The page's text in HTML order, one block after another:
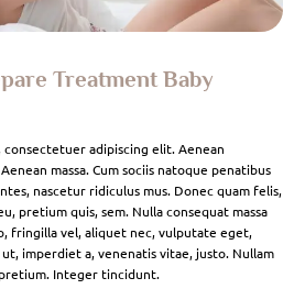
Treatment Baby
adipiscing elit. Aenean
massa. Cum sociis natoque penatibus
nascetur ridiculus mus. Donec quam felis,
pretium quis, sem. Nulla consequat massa
fringilla vel, aliquet nec, vulputate eget,
imperdiet a, venenatis vitae, justo. Nullam
Integer tincidunt.